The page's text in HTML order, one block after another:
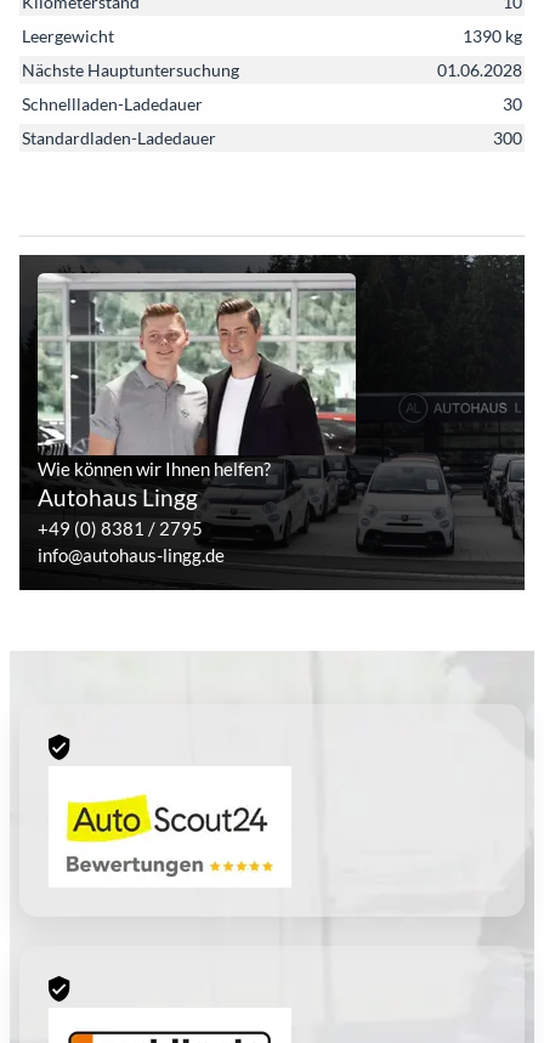
Leergewicht
1390 kg
Nächste Hauptuntersuchung
01.06.2028
Schnellladen-Ladedauer
30
Standardladen-Ladedauer
300
Wie können wir Ihnen helfen?
Autohaus Lingg
+49 (0) 8381 / 2795
info@autohaus-lingg.de